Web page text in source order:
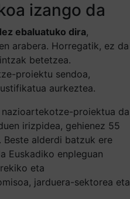
izango da
ebaluatuko dira,
arabera. Horregatik, ez da
betetzea.
proiektu sendoa,
aurkeztea.
proiektua da
irizpidea, gehienez 55
alderdi batzuk ere
Euskadiko enpleguan
eta
jarduera-sektorea eta